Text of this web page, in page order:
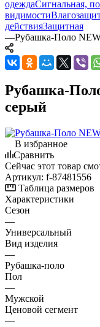
одеждаСигнальная,
видимости
действияЗащитная
—Рубашка-Поло
Рубашка-
серый
В избранное
Сравнить
Сейчас этот товар
Артикул: f-87481556
Таблица размеров
Характеристики
Сезон
—
Универсальный
Вид изделия
—
Рубашка-поло
Пол
—
Мужской
Ценовой сегмент
—